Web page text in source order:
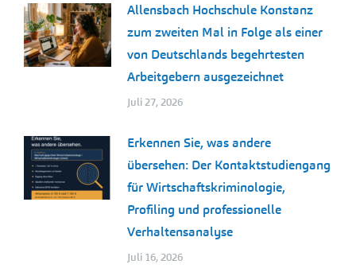
Allensbach Hochschule Konstanz
zum zweiten Mal in Folge als einer
von Deutschlands begehrtesten
Arbeitgebern ausgezeichnet
Juli 27, 2026
Erkennen Sie, was andere
übersehen: Der Kontaktstudiengang
für Wirtschaftskriminologie,
Profiling und professionelle
Verhaltensanalyse
Juli 16, 2026